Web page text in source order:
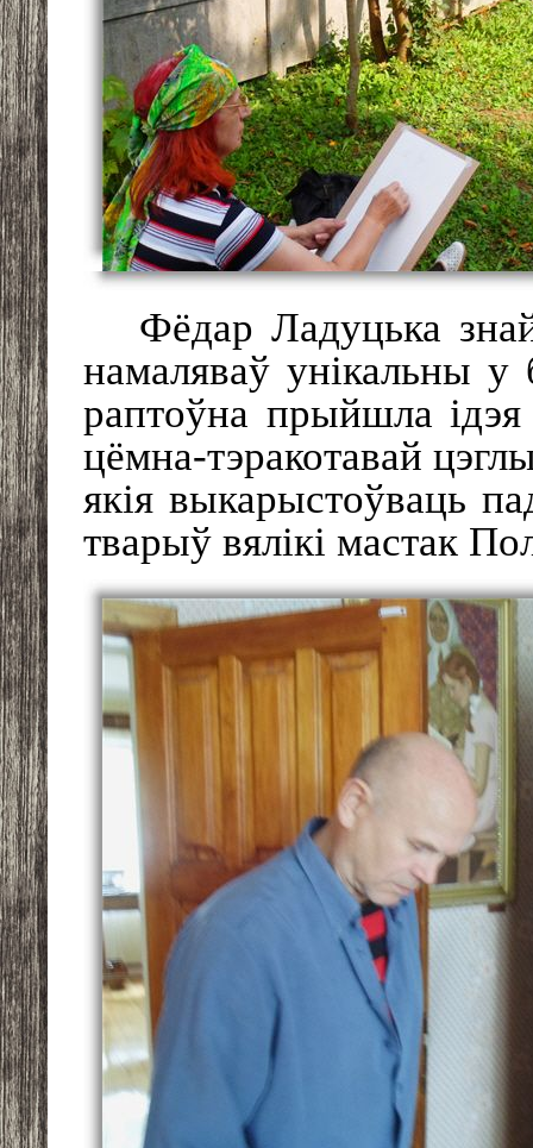
Фёдар Ладуцька
намаляваў унікальны
раптоўна прыйшла ідэя
цёмна-тэракотавай
якія выкарыстоўваць
тварыў вялікі мастак